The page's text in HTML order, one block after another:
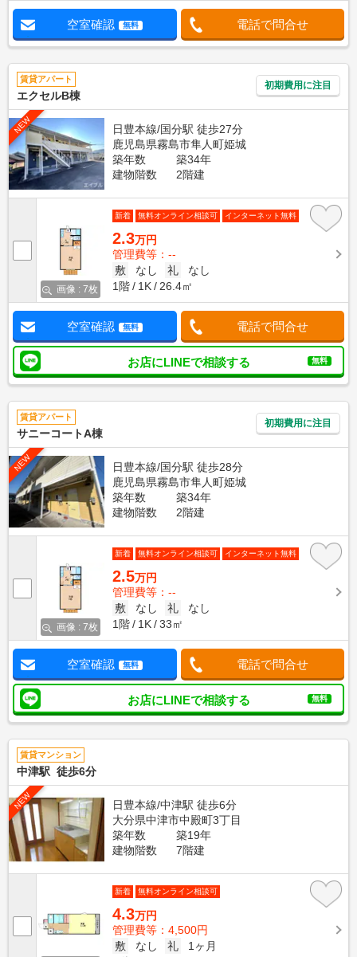
空室確認 無料 電話で問合せ
賃貸アパート
エクセルB棟
初期費用に注目
NEW
日豊本線/国分駅 徒歩27分
鹿児島県霧島市隼人町姫城
築年数
築34年
建物階数
2階建
画像 : 7枚
新着 無料オンライン相談可 インターネット無料
2.3万円
管理費等：--
敷
なし 礼
なし
1階
1K 26.4㎡
空室確認 無料 電話で問合せ
お店にLINEで相談する 無料
賃貸アパート
サニーコートA棟
初期費用に注目
NEW
日豊本線/国分駅 徒歩28分
鹿児島県霧島市隼人町姫城
築年数
築34年
建物階数
2階建
画像 : 7枚
新着 無料オンライン相談可 インターネット無料
2.5万円
管理費等：--
敷
なし 礼
なし
1階
1K 33㎡
空室確認 無料 電話で問合せ
お店にLINEで相談する 無料
賃貸マンション
中津駅 徒歩6分
NEW
日豊本線/中津駅 徒歩6分
大分県中津市中殿町3丁目
築年数
築19年
建物階数
7階建
新着 無料オンライン相談可
4.3万円
管理費等：4,500円
敷
なし 礼
1ヶ月